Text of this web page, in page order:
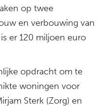
op twee
en verbouwing van
er 120 miljoen euro
opdracht om te
woningen voor
Sterk (Zorg) en